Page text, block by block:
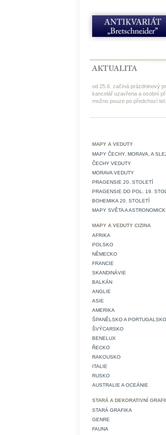
od 25.6. začíná prázdninový
kancelář uzavřena a osobní
možno pouze po předchozí
MAPY A VEDUTY
MAPY ČECHY, MORAVA, A
ČECHY VEDUTY
MORAVA VEDUTY
PRAGENSIE 20. STOLETÍ
PRAGENSIE DO POL. 19.
BOHEMIKA 20. STOLETÍ
MAPY SVĚTA A
MAPY A VEDUTY CIZINA
AFRIKA
POLSKO
NĚMECKO
FRANCIE
SKANDINÁVIE
BALKÁN
ANGLIE
ASIE
AMERIKA
ŠPANĚLSKO A PORTUGALSKO
ŠVÝCARSKO
BENELUX
ŘECKO
RAKOUSKO
ITALIE
RUSKO
AUSTRALIE A OCEÁNIE
STARÁ A DEKORATIVNÍ
STARÁ GRAFIKA
GENRE
FAUNA